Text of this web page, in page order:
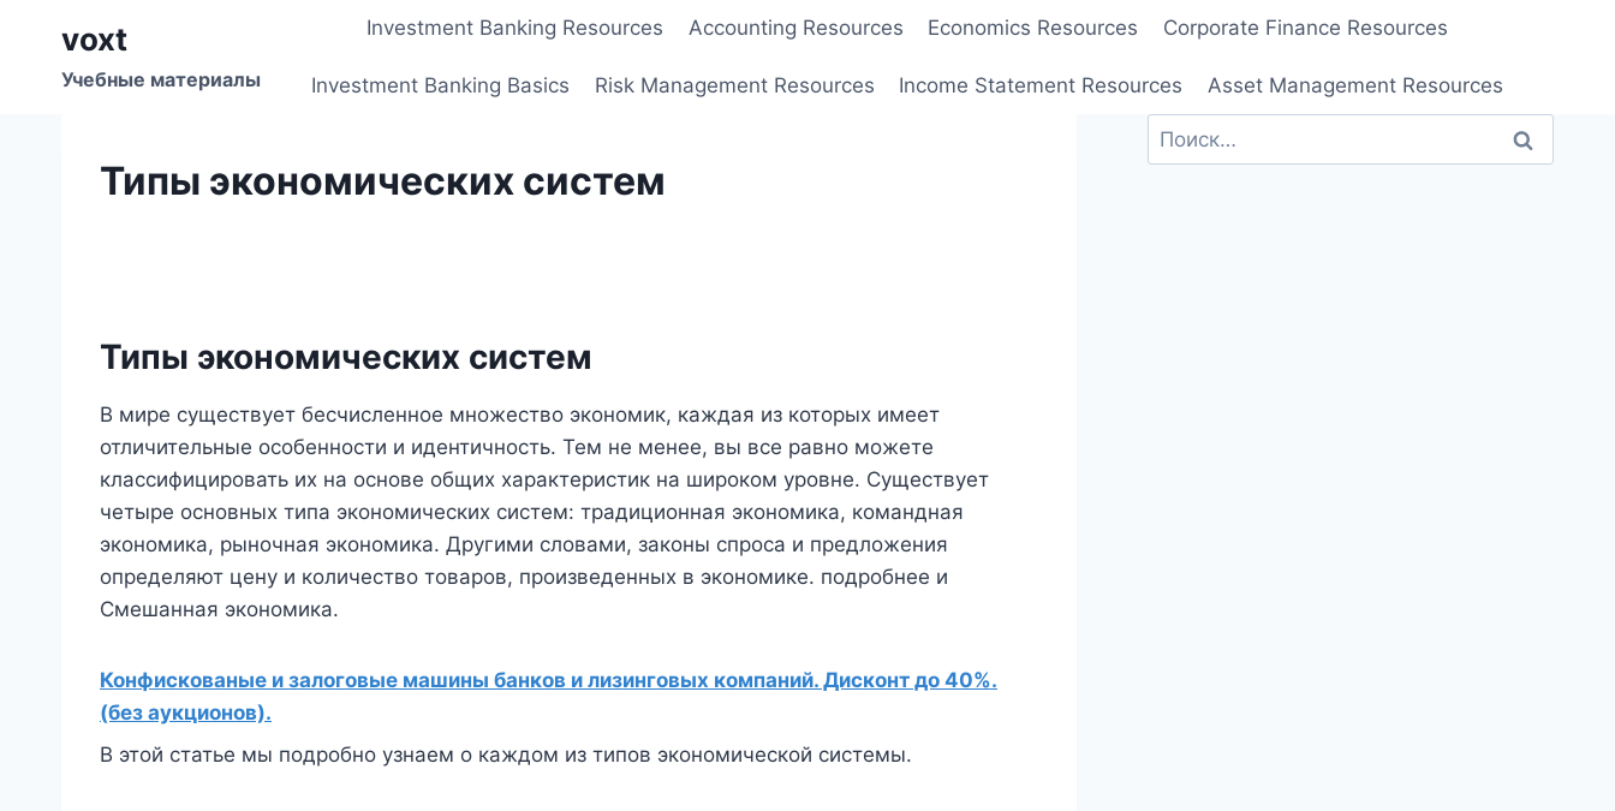
содержимому
voxt
Учебные материалы
Investment Banking Resources Accounting Resources Economics Resources Corporate Finance Resources
Investment Banking Basics Risk Management Resources Income Statement Resources Asset Management Resources
Типы экономических систем
Типы экономических систем
В мире существует бесчисленное множество экономик, каждая из которых имеет
отличительные особенности и идентичность. Тем не менее, вы все равно можете
классифицировать их на основе общих характеристик на широком уровне. Существует
четыре основных типа экономических систем: традиционная экономика, командная
экономика, рыночная экономика. Другими словами, законы спроса и предложения
определяют цену и количество товаров, произведенных в экономике. подробнее и
Смешанная экономика.
Конфискованые и залоговые машины банков и лизинговых компаний. Дисконт до 40%.
(без аукционов).
В этой статье мы подробно узнаем о каждом из типов экономической системы.
Найти: